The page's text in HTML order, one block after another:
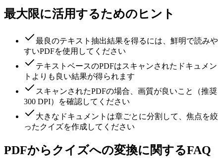
最大限に活用するためのヒント
最良のテキスト抽出結果を得るには、鮮明で読みや
すいPDFを使用してください
テキストベースのPDFはスキャンされたドキュメン
トよりも良い結果が得られます
スキャンされたPDFの場合、画質が良いこと（推奨
300 DPI）を確認してください
大きなドキュメントは章ごとに分割して、焦点を絞
ったクイズを作成してください
PDFからクイズへの変換に関するFAQ